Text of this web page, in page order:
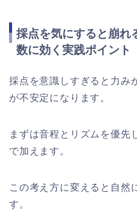
採点を気にすると崩れ
数に効く実践ポイント
採点を意識しすぎると力み
が不安定になります。
まずは音程とリズムを優先
で加えます。
この考え方に変えると自然
す。